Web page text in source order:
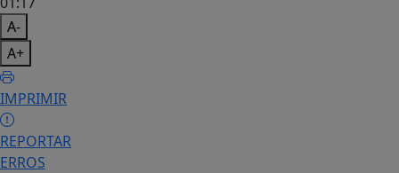
A-
A+
IMPRIMIR
REPORTAR
ERROS